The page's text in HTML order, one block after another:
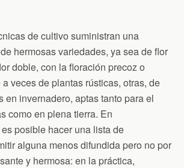
de cultivo suministran una
hermosas variedades, ya sea de flor
doble, con la floración precoz o
veces de plantas rústicas, otras, de
en invernadero, aptas tanto para el
como en plena tierra. En
posible hacer una lista de
alguna menos difundida pero no por
y hermosa: en la práctica,